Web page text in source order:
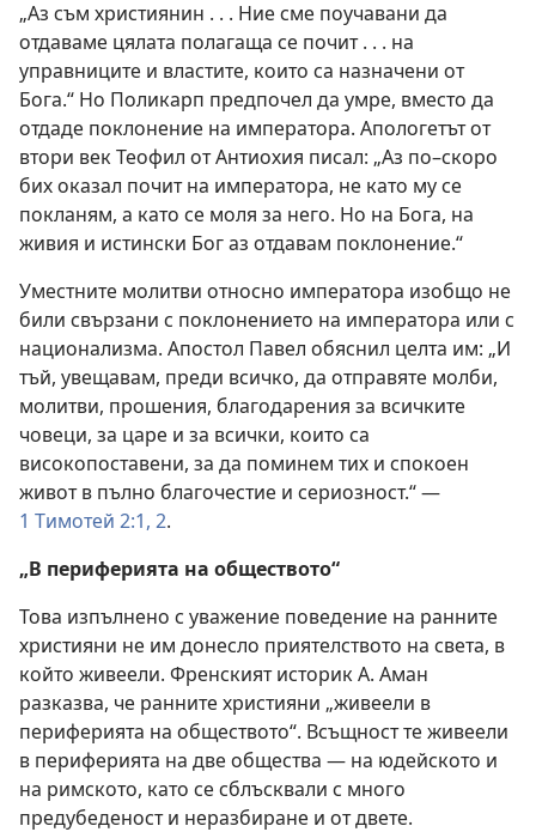
„Аз съм християнин . . . Ние сме поучавани да
отдаваме цялата полагаща се почит . . . на
управниците и властите, които са назначени от
Бога.“ Но Поликарп предпочел да умре, вместо да
отдаде поклонение на императора. Апологетът от
втори век Теофил от Антиохия писал: „Аз по–скоро
бих оказал почит на императора, не като му се
покланям, а като се моля за него. Но на Бога, на
живия и истински Бог аз отдавам поклонение.“
Уместните молитви относно императора изобщо не
били свързани с поклонението на императора или с
национализма. Апостол Павел обяснил целта им: „И
тъй, увещавам, преди всичко, да отправяте молби,
молитви, прошения, благодарения за всичките
човеци, за царе и за всички, които са
високопоставени, за да поминем тих и спокоен
живот в пълно благочестие и сериозност.“ —
1 Тимотей 2:1, 2.
„В периферията на обществото“
Това изпълнено с уважение поведение на ранните
християни не им донесло приятелството на света, в
който живеели. Френският историк А. Аман
разказва, че ранните християни „живеели в
периферията на обществото“. Всъщност те живеели
в периферията на две общества — на юдейското и
на римското, като се сблъсквали с много
предубеденост и неразбиране и от двете.